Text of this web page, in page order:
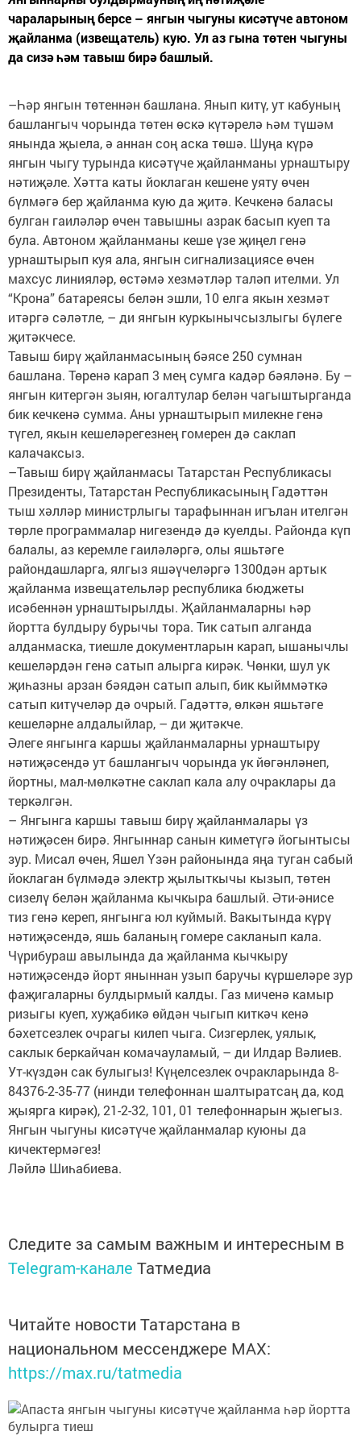
чараларының берсе – янгын чыгуны кисәтүче автоном
җайланма (извещатель) кую. Ул аз гына төтен чыгуны
да сизә һәм тавыш бирә башлый.
–Һәр янгын төтеннән башлана. Янып китү, ут кабуның
башлангыч чорында төтен өскә күтәрелә һәм түшәм
янында җыела, ә аннан соң аска төшә. Шуңа күрә
янгын чыгу турында кисәтүче җайланманы урнаштыру
нәтиҗәле. Хәтта каты йоклаган кешене уяту өчен
бүлмәгә бер җайланма кую да җитә. Кечкенә баласы
булган гаиләләр өчен тавышны азрак басып куеп та
була. Автоном җайланманы кеше үзе җиңел генә
урнаштырып куя ала, янгын сигнализациясе өчен
махсус линияләр, өстәмә хезмәтләр таләп ителми. Ул
“Крона” батареясы белән эшли, 10 елга якын хезмәт
итәргә сәләтле, – ди янгын куркынычсызлыгы бүлеге
җитәкчесе.
Тавыш бирү җайланмасының бәясе 250 сумнан
башлана. Төренә карап 3 мең сумга кадәр бәяләнә. Бу –
янгын китергән зыян, югалтулар белән чагыштырганда
бик кечкенә сумма. Аны урнаштырып милекне генә
түгел, якын кешеләрегезнең гомерен дә саклап
калачаксыз.
–Тавыш бирү җайланмасы Татарстан Республикасы
Президенты, Татарстан Республикасының Гадәттән
тыш хәлләр министрлыгы тарафыннан игълан ителгән
төрле программалар нигезендә дә куелды. Районда күп
балалы, аз керемле гаиләләргә, олы яшьтәге
райондашларга, ялгыз яшәүчеләргә 1300дән артык
җайланма извещательләр республика бюджеты
исәбеннән урнаштырылды. Җайланмаларны һәр
йортта булдыру бурычы тора. Тик сатып алганда
алданмаска, тиешле документларын карап, ышанычлы
кешеләрдән генә сатып алырга кирәк. Чөнки, шул ук
җиһазны арзан бәядән сатып алып, бик кыйммәткә
сатып китүчеләр дә очрый. Гадәттә, өлкән яшьтәге
кешеләрне алдалыйлар, – ди җитәкче.
Әлеге янгынга каршы җайланмаларны урнаштыру
нәтиҗәсендә ут башлангыч чорында ук йөгәнләнеп,
йортны, мал-мөлкәтне саклап кала алу очраклары да
теркәлгән.
– Янгынга каршы тавыш бирү җайланмалары үз
нәтиҗәсен бирә. Янгыннар санын киметүгә йогынтысы
зур. Мисал өчен, Яшел Үзән районында яңа туган сабый
йоклаган бүлмәдә электр җылыткычы кызып, төтен
сизелү белән җайланма кычкыра башлый. Әти-әнисе
тиз генә кереп, янгынга юл куймый. Вакытында күрү
нәтиҗәсендә, яшь баланың гомере сакланып кала.
Чүрибураш авылында да җайланма кычкыру
нәтиҗәсендә йорт яныннан узып баручы күршеләре зур
фаҗигаларны булдырмый калды. Газ миченә камыр
ризыгы куеп, хуҗабикә өйдән чыгып киткәч кенә
бәхетсезлек очрагы килеп чыга. Сизгерлек, уялык,
саклык беркайчан комачауламый, – ди Илдар Вәлиев.
Ут-күздән сак булыгыз! Күңелсезлек очракларында 8-
84376-2-35-77 (нинди телефоннан шалтыратсаң да, код
җыярга кирәк), 21-2-32, 101, 01 телефоннарын җыегыз.
Янгын чыгуны кисәтүче җайланмалар куюны да
кичектермәгез!
Ләйлә Шиһабиева.
Следите за самым важным и интересным в
Telegram-канале Татмедиа
Читайте новости Татарстана в
национальном мессенджере MАХ:
https://max.ru/tatmedia